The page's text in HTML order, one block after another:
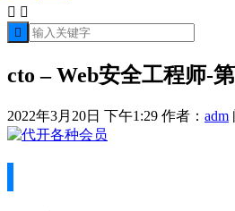
 

cto – Web安全工程师-
2022年3月20日 下午1:29 作者： adm